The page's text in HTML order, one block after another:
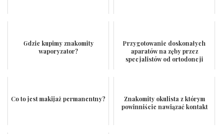
Gdzie kupimy znakomity
waporyzator?
Przygotowanie doskonałych
aparatów na zęby przez
specjalistów od ortodoncji
Co to jest makijaż permanentny?
Znakomity okulista z którym
powinniście nawiązać kontakt